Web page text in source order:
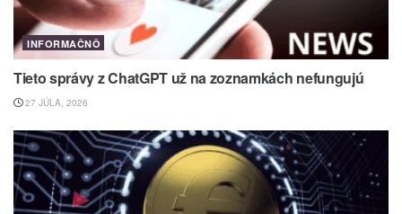
INFORMAČNÔ
Tieto správy z ChatGPT už na zoznamkách nefungujú
27 JÚLA, 2026